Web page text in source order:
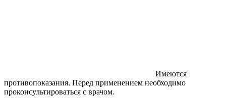
Имеются
противопоказания. Перед применением необходимо
проконсультироваться с врачом.